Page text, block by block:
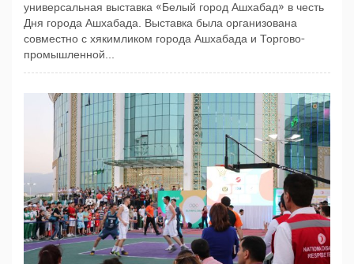
универсальная выставка «Белый город Ашхабад» в честь
Дня города Ашхабада. Выставка была организована
совместно с хякимликом города Ашхабада и Торгово-
промышленной...